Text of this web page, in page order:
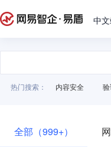
中
热门搜索： 内容安全
全部（999+）